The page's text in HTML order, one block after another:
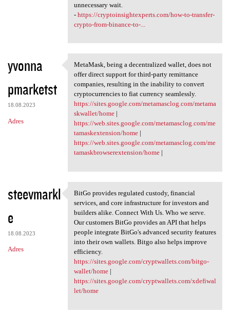
unnecessary wait.
- https://cryptoinsightexperts.com/how-to-transfer-
crypto-from-binance-to-...
yvonna
pmarketst
18.08.2023
Adres
MetaMask, being a
MetaMask, being a decentralized wallet, does not
offer direct support for third-party remittance
companies, resulting in the inability to convert
cryptocurrencies to fiat currency seamlessly.
https://sites.google.com/metamasclog.com/metama
skwallet/home|
https://web.sites.google.com/metamasclog.com/me
tamaskextension/home|
https://web.sites.google.com/metamasclog.com/me
tamaskbrowserextension/home|
steevmarkl
e
18.08.2023
Adres
BitGo provides regulated
BitGo provides regulated custody, financial
services, and core infrastructure for investors and
builders alike. Connect With Us. Who we serve.
Our customers BitGo provides an API that helps
people integrate BitGo's advanced security features
into their own wallets. Bitgo also helps improve
efficiency.
https://sites.google.com/cryptwallets.com/bitgo-
wallet/home|
https://sites.google.com/cryptwallets.com/xdefiwal
let/home